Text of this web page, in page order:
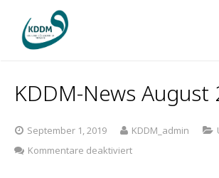
KDDM-News August
September 1, 2019 KDDM_admin
Kommentare deaktiviertfür